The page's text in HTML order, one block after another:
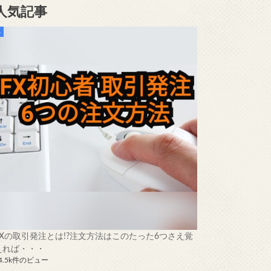
気記事
の取引発注とは!?注文方法はこのたった6つさえ覚
れば・・・
件のビュー